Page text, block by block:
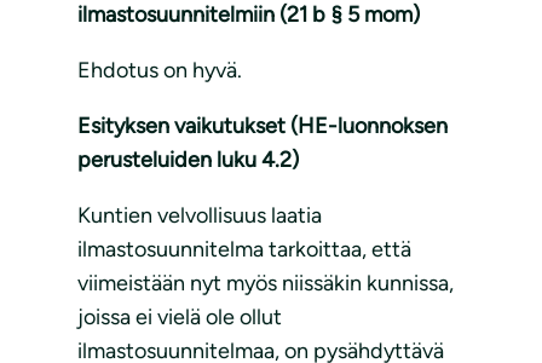
ilmastosuunnitelmiin (21 b § 5 mom)
Ehdotus on hyvä.
Esityksen vaikutukset (HE-luonnoksen
perusteluiden luku 4.2)
Kuntien velvollisuus laatia
ilmastosuunnitelma tarkoittaa, että
viimeistään nyt myös niissäkin kunnissa,
joissa ei vielä ole ollut
ilmastosuunnitelmaa, on pysähdyttävä